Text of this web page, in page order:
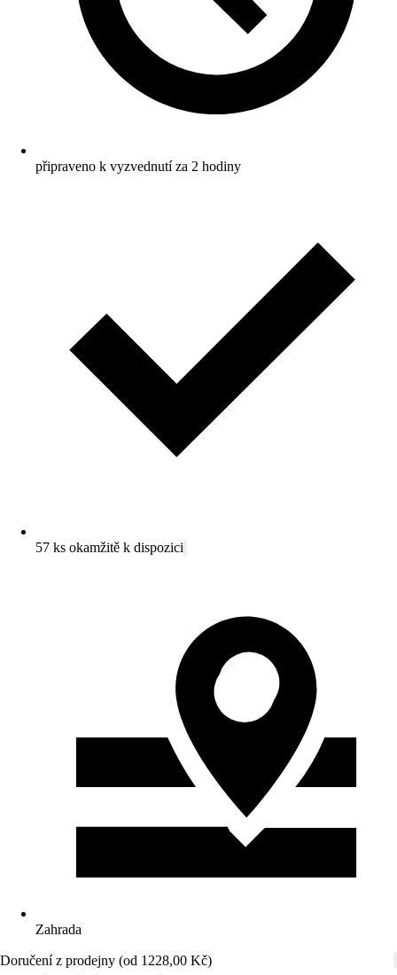
připraveno k vyzvednutí za 2 hodiny
57 ks okamžitě k dispozici
Zahrada
Doručení z prodejny (od 1228,00 Kč)